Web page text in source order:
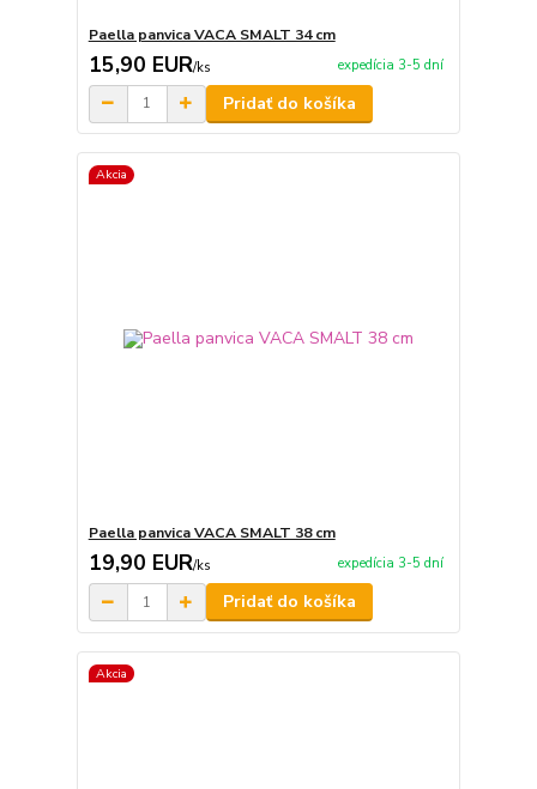
Paella panvica VACA SMALT 34 cm
15,90 EUR/ks expedícia 3-5 dní
Pridať do košíka
Akcia
Paella panvica VACA SMALT 38 cm
19,90 EUR/ks expedícia 3-5 dní
Pridať do košíka
Akcia